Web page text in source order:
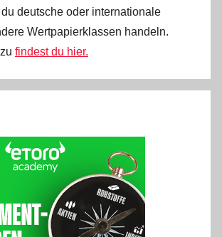
deutsche oder internationale
Wertpapierklassen handeln.
findest du hier.